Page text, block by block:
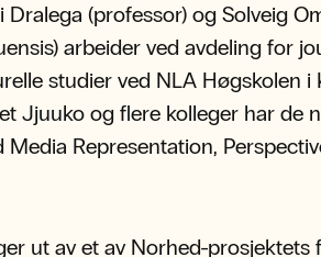
Dralega (professor) og Solveig
arbeider ved avdeling for
studier ved NLA Høgskolen i
Jjuuko og flere kolleger har de
Media Representation,
ut av et av Norhed-prosjektets